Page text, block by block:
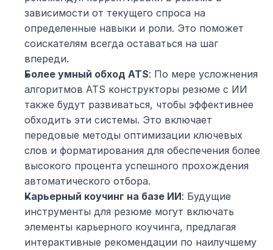
зависимости от текущего спроса на
определенные навыки и роли. Это поможет
соискателям всегда оставаться на шаг
впереди.
Более умный обход ATS: По мере усложнения
алгоритмов ATS конструкторы резюме с ИИ
также будут развиваться, чтобы эффективнее
обходить эти системы. Это включает
передовые методы оптимизации ключевых
слов и форматирования для обеспечения более
высокого процента успешного прохождения
автоматического отбора.
Карьерный коучинг на базе ИИ: Будущие
инструменты для резюме могут включать
элементы карьерного коучинга, предлагая
интерактивные рекомендации по наилучшему